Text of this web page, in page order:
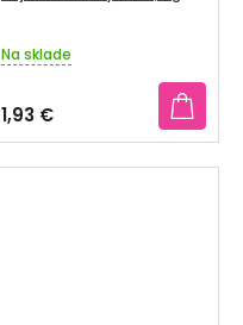
Na sklade
1,93 €